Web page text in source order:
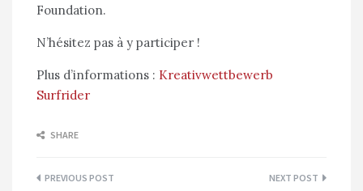
Foundation.
N’hésitez pas à y participer !
Plus d’informations : Kreativwettbewerb
Surfrider
SHARE
Navigation